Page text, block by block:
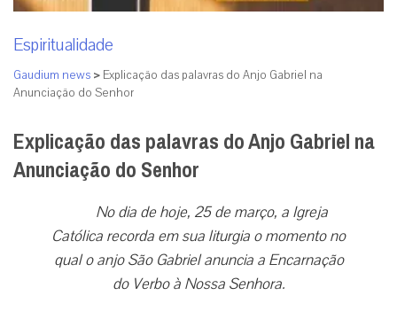
Espiritualidade
Gaudium news > Explicação das palavras do Anjo Gabriel na
Anunciação do Senhor
Explicação das palavras do Anjo Gabriel na
Anunciação do Senhor
No dia de hoje, 25 de março, a Igreja
Católica recorda em sua liturgia o momento no
qual o anjo São Gabriel anuncia a Encarnação
do Verbo à Nossa Senhora.